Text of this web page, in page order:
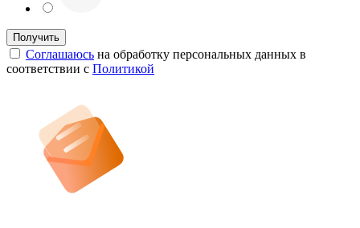
Соглашаюсь на обработку персональных данных в
соответствии с Политикой